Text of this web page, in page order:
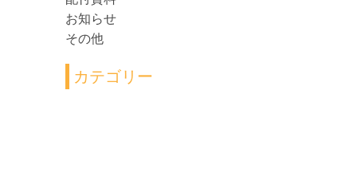
お知らせ
その他
カテゴリー